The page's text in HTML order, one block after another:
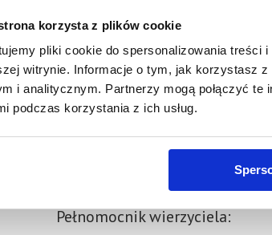
korzysta z plików cookie
pliki cookie do spersonalizowania treści
witrynie. Informacje o tym, jak korzystasz
i analitycznym. Partnerzy mogą połączyć
podczas korzystania z ich usług.
W sumie: Wartość:
Spłacono:
0,00 PLN
wartość wierzytelności:
10 226,60 PLN
13 listopada 2023
Pełnomocnik wierzyciela: